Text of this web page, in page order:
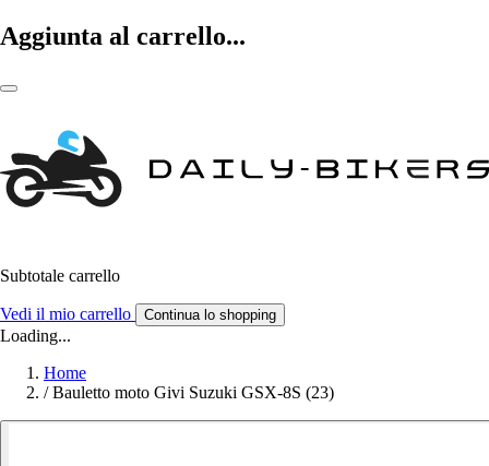
Aggiunta al carrello...
Subtotale carrello
Vedi il mio carrello Continua lo shopping
Loading...
Home
/ Bauletto moto Givi Suzuki GSX-8S (23)